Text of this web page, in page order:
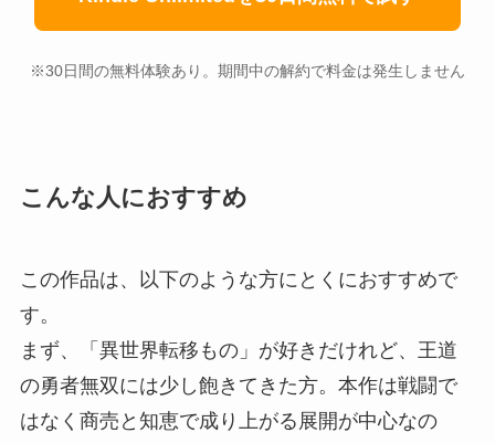
※30日間の無料体験あり。期間中の解約で料金は発生しません
こんな人におすすめ
この作品は、以下のような方にとくにおすすめで
す。
まず、「異世界転移もの」が好きだけれど、王道
の勇者無双には少し飽きてきた方。本作は戦闘で
はなく商売と知恵で成り上がる展開が中心なの